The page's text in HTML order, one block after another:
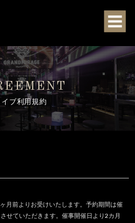
イブ利用規約
月前よりお受けいたします。予約期間は催
せていただきます。催事開催日より2カ月